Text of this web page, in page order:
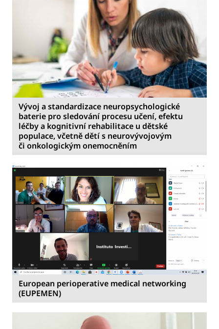
Vývoj a standardizace neuropsychologické
baterie pro sledování procesu učení, efektu
léčby a kognitivní rehabilitace u dětské
populace, včetně dětí s neurovývojovým
či onkologickým onemocněním
European perioperative medical networking
(EUPEMEN)